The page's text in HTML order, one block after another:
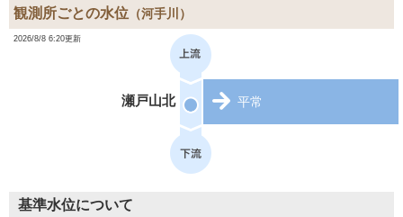
観測所ごとの水位 （河手川）
2026/8/8 6:20更新
瀬戸山北 平常
基準水位について